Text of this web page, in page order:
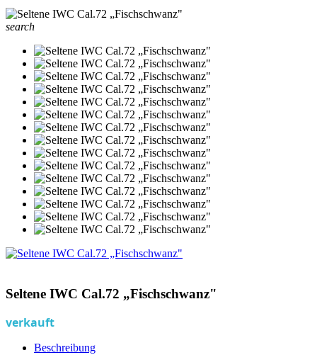
search
Seltene IWC Cal.72 „Fischschwanz"
verkauft
Beschreibung